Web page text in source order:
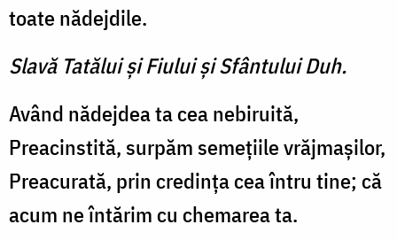
toate nădejdile.
Slavă Tatălui şi Fiului şi Sfântului Duh.
Având nădejdea ta cea nebiruită,
Preacinstită, surpăm semeţiile vrăjmaşilor,
Preacurată, prin credinţa cea întru tine; că
acum ne întărim cu chemarea ta.